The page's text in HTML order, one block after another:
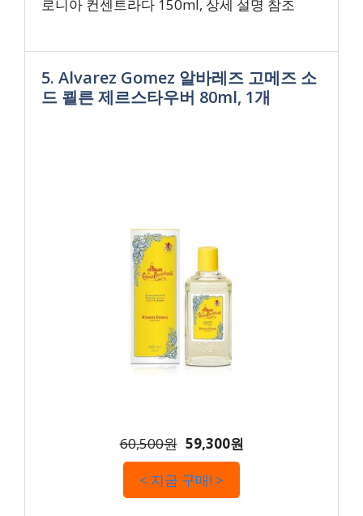
로니아 컨센트라다 150ml, 상세 설명 참조
5. Alvarez Gomez 알바레즈 고메즈 소
드 쾰른 제르스타우버 80ml, 1개
60,500원 59,300원
< 지금 구매! >